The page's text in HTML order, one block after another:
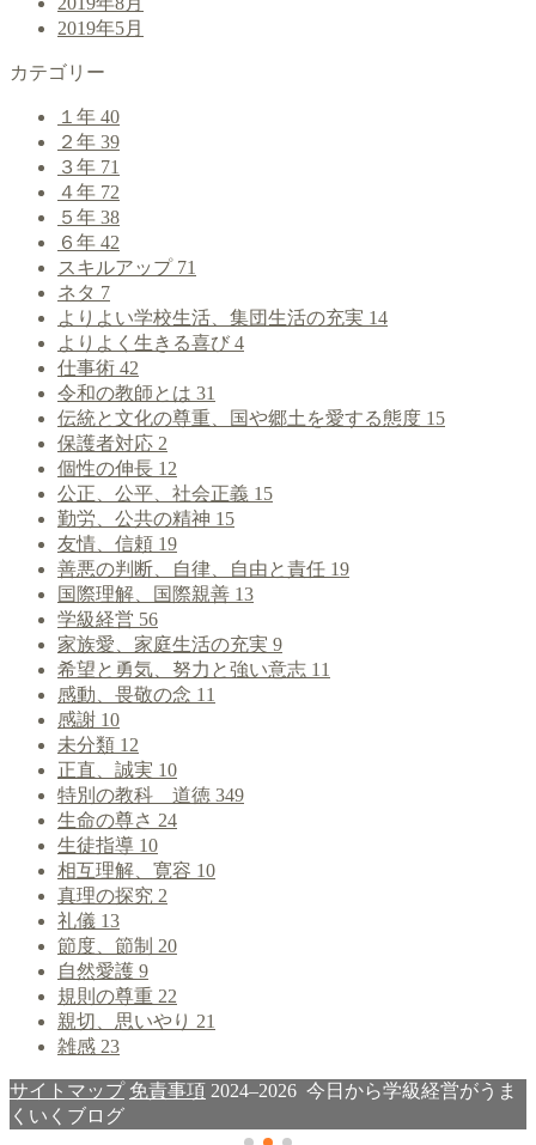
2019年5月
カテゴリー
１年 40
２年 39
３年 71
４年 72
５年 38
６年 42
スキルアップ 71
ネタ 7
よりよい学校生活、集団生活の充実 14
よりよく生きる喜び 4
仕事術 42
令和の教師とは 31
伝統と文化の尊重、国や郷土を愛する態度 15
保護者対応 2
個性の伸長 12
公正、公平、社会正義 15
勤労、公共の精神 15
友情、信頼 19
善悪の判断、自律、自由と責任 19
国際理解、国際親善 13
学級経営 56
家族愛、家庭生活の充実 9
希望と勇気、努力と強い意志 11
感動、畏敬の念 11
感謝 10
未分類 12
正直、誠実 10
特別の教科 道徳 349
生命の尊さ 24
生徒指導 10
相互理解、寛容 10
真理の探究 2
礼儀 13
節度、節制 20
自然愛護 9
規則の尊重 22
親切、思いやり 21
雑感 23
サイトマップ 免責事項 2024–2026 今日から学級経営がうま
くいくブログ